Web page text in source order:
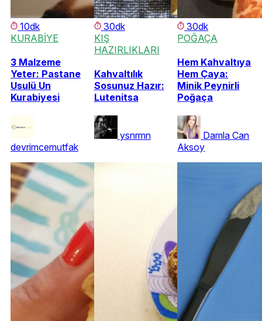
10dk
KURABİYE
3 Malzeme
Yeter: Pastane
Usulü Un
Kurabiyesi
devrimcemutfak
30dk
KIŞ
HAZIRLIKLARI
Kahvaltılık
Sosunuz Hazır:
Lutenitsa
ysnrmn
30dk
POĞAÇA
Hem Kahvaltıya
Hem Çaya:
Minik Peynirli
Poğaça
Damla Can
Aksoy